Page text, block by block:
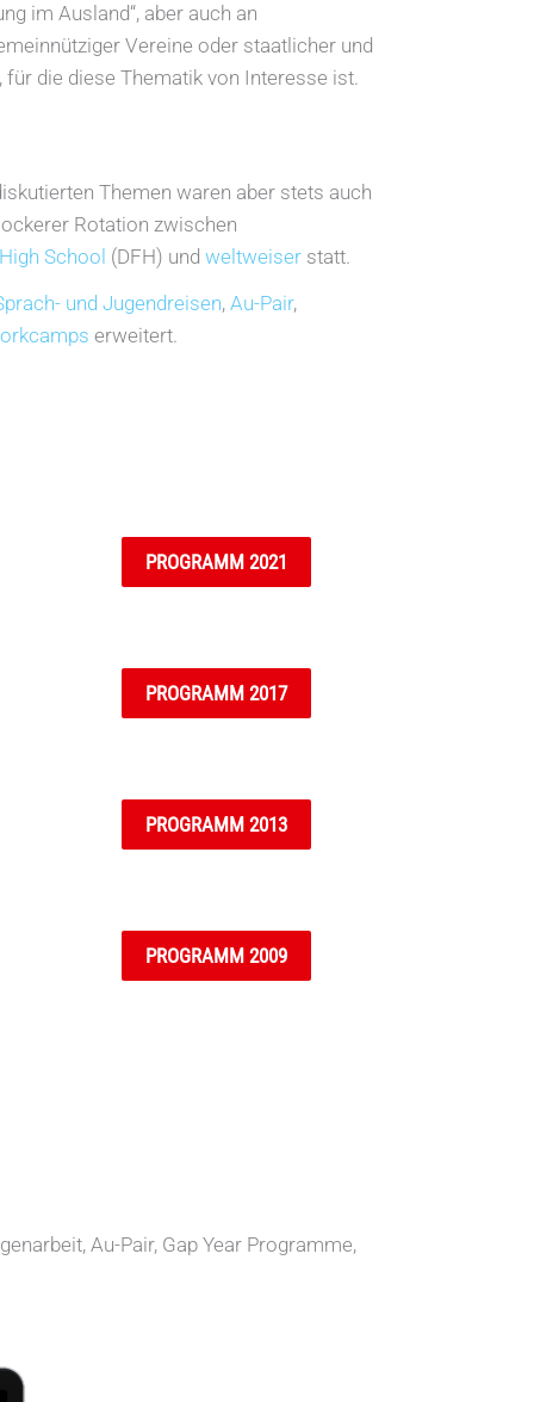
im Ausland“, aber auch an
Vereine oder staatlicher und
die diese Thematik von Interesse ist.
Themen waren aber stets auch
Rotation zwischen
School (DFH) und weltweiser statt.
und Jugendreisen, Au-Pair,
erweitert.
PROGRAMM 2021
PROGRAMM 2017
PROGRAMM 2013
PROGRAMM 2009
Au-Pair, Gap Year Programme,